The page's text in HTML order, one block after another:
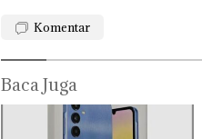
Komentar
Baca Juga
“Double
Winner”,